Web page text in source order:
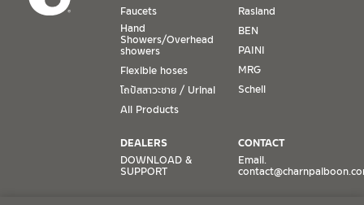
Faucets
Hand
Showers/Overhead
showers
Flexible hoses
โถปัสสาวะชาย / Urinal
All Products
Rasland
BEN
PAINI
MRG
Schell
DEALERS
DOWNLOAD &
SUPPORT
CONTACT
Email.